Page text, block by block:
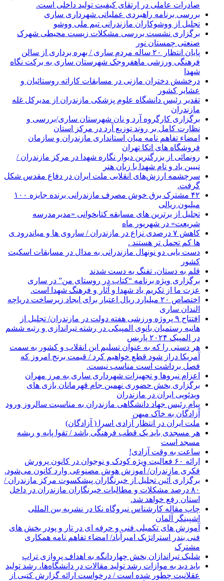
صادرات عاملی در ارتقای کیفیت تولید داخلی است.
بررسی برنامه راهبردی عملیاتی شهرداری ساری
تجلیل از ووشوکاران مازندرانی تیم ملی ووشو
برگزاری نشست بررسی مشکلات زیست محیطی شهرک
صنعتی چمستان نور
پایان انتظار ۲۰ ساله مردم ساری / بهره برداری از سالن
فرهنگی ورزشی ماهفروجک شهرستان ساری به برکت نگاه
شهدا
درخشش دختران مازنی در مسابقات کاراته روستائیان و
عشایر کشور
تقدیر رئیس دانشگاه علوم پزشکی مازندران از مدیرکل غله
مازندران
برگزاری کارگروه آرد و نان شهرستان ساری/بررسی و
نظارت کامل بر روند توزیع آرد در مرکز استان
امضاء تفاهم نامه میان استانداری مازندران و سازمان
فروشگاه های اتکا تهران
رونمائی از بزرگترین دیوار نگاره شهدا در مرکز مازندران /
تبیین یاد و نام شهدا با زبان هنر
سرچشمه ارزش‌های انقلابی ملت ایران در دفاع مقدس شکل
گرفت.
۴۲ مشترک برق خوش مصرف مازندرانی برنده جایزه ۱۰۰
میلیون ریالی
تجلیل از برترین های مسابقه کتابخوانی «مدیرمدرسه
شریعت» در شهریور ماه
کاهش ۷ درصدی نزاع در مازندران / ساروی ها و میاندرود ی
ها کم تحمل تر هستند‌ .
دست یابی دو نونهال مازندرانی به مدال در مسابقات اسکیت
کشور
قلم به دستان، تفنگ به دست شدند
برگزاری ویژه برنامه “کتاب در روستای من” در ساری
عزت ما از تکریم یاد شهدا و آثار و فرهنگ شهدا است.
اختصاص ۲۰ میلیارد ریال اعتبار برای ایجاد زیرساخت دریاچه
الندان ساری
افتتاح ۹ پروژه ورزشی هفته دولت در مازندران/ تجلیل از
هانیه رستمیان بانوی المپیکی در رشته تیراندازی و رتبه ششم
در المپیک ۲۰۲۴ پاربس
هر دستی را که به عنوان تسلیم این انقلاب و کشور به سمت
آمريکا دراز شود قطع خواهیم کرد / قیمت برنج امروز که
فصل برداشت است مناسب نیست.
اعزام نیروها و تجهیزات شهرداری ساری به مرز مهران
برگزاری بخش حضوری نهمین جام قهرمانان بازی های
ویدئویی ایران در مازندران
پیام رئیس جهاد دانشگاهی مازندران به مناسبت سالروز ورود
آزادگان به خاک میهن
ملت ایران در انتظار آزادی اسرا ( آزادگان)
هر مسجدی باید یک قطب فرهنگی باشد / تقوا پایه و ریشه
مسجد است
ساعت به وقت آزادی!
ارائه ۶۰ فعالیت ویژه کودک و نوجوان در کانون پرورش
فکری مازندران/ آموزش هوش مصنوعی وارد کانون می‌شود.
برگزاری آئین تجلیل از خبرنگاران پیشکسوت مرکز مازندران /
۸۰ درصد مشکلات و مطالبات خبرنگاران مازندران در داخل
استان رفع خواهد شد.
چاپ مقاله کارشناس نيروگاه نكا در نشریه بین المللی
اشپینگر آلمان
آموزش های تکمیلی فنی و حرفه ای در تار و پودر بخش های
فنی بندر استراتژیک امیرآباد/ امضاء تفاهم نامه همکاری
مشترک
شلیک تیراندازان بخش چهاردانگه به اهداف پروازی تراپ
باید دید به موازات رشد تولید مقالات در دانشگاه‌ها، رشد تولید
عقلانیت چطور شده است / درخواست ارائه گزارش کتبی از